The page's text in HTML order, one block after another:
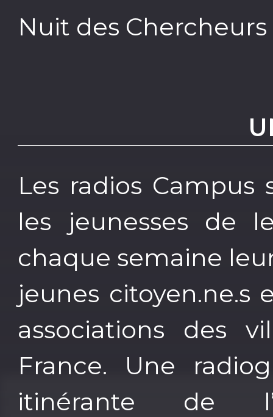
Nuit des Chercheurs
Les radios
les jeunesses de
chaque semaine
jeunes citoyen.ne.s
associations des
France. Une
itinérante de